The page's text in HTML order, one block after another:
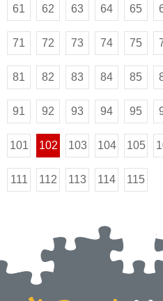
61 62 63 64 65
71 72 73 74 75
81 82 83 84 85
91 92 93 94 95
101 102 103 104 105
111 112 113 114 115